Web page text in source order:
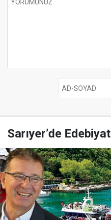
Sarıyer’de